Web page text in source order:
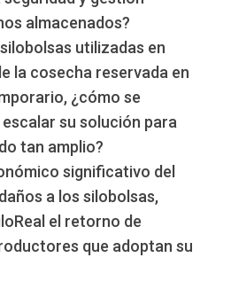
almacenados?
utilizadas en
la cosecha reservada en
¿cómo se
su solución para
tan amplio?
significativo del
a los silobolsas,
el retorno de
que adoptan su